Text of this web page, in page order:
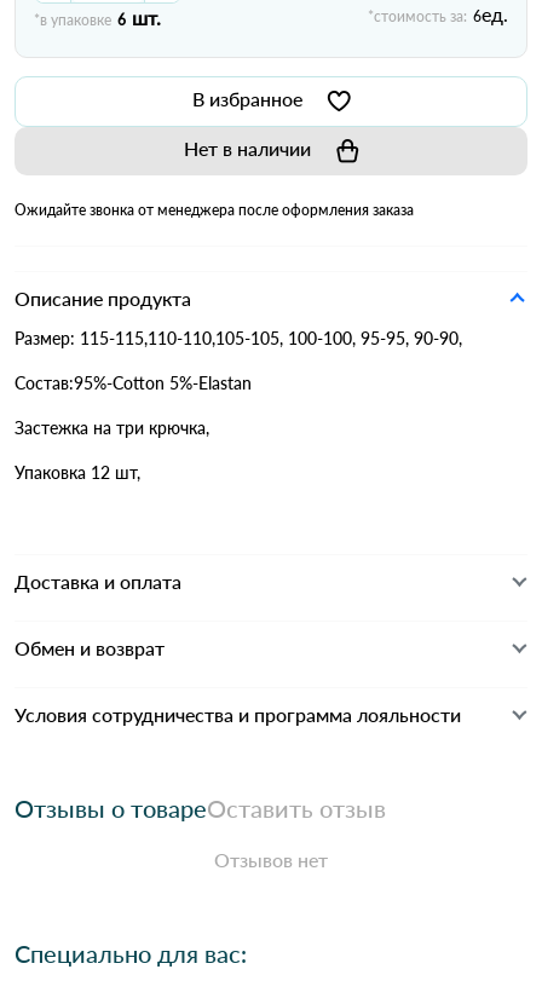
*в упаковке 6 шт. *стоимость за: 6ед.
В избранное
Нет в наличии
Ожидайте звонка от менеджера после оформления заказа
Описание продукта
Размер: 115-115,110-110,105-105, 100-100, 95-95, 90-90,
Состав:95%-Cotton 5%-Elastan
Застежка на три крючка,
Упаковка 12 шт,
Доставка и оплата
Обмен и возврат
Условия сотрудничества и программа лояльности
Отзывы о товареОставить отзыв
Отзывов нет
Специально для вас: